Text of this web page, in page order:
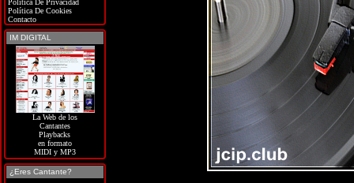
Política De Privacidad
Política De Cookies
Contacto
IM DIGITAL
La Web de los
Cantantes
Playbacks
en formato
MIDI y MP3
¿Eres Cantante?